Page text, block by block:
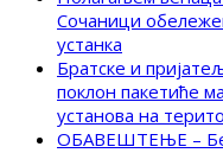
Сочаници
устанка
Братске и
поклон пакетиће
установа на
ОБАВЕШТЕЊЕ –